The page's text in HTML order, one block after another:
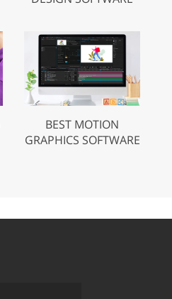
BEST MOTION
GRAPHICS SOFTWARE